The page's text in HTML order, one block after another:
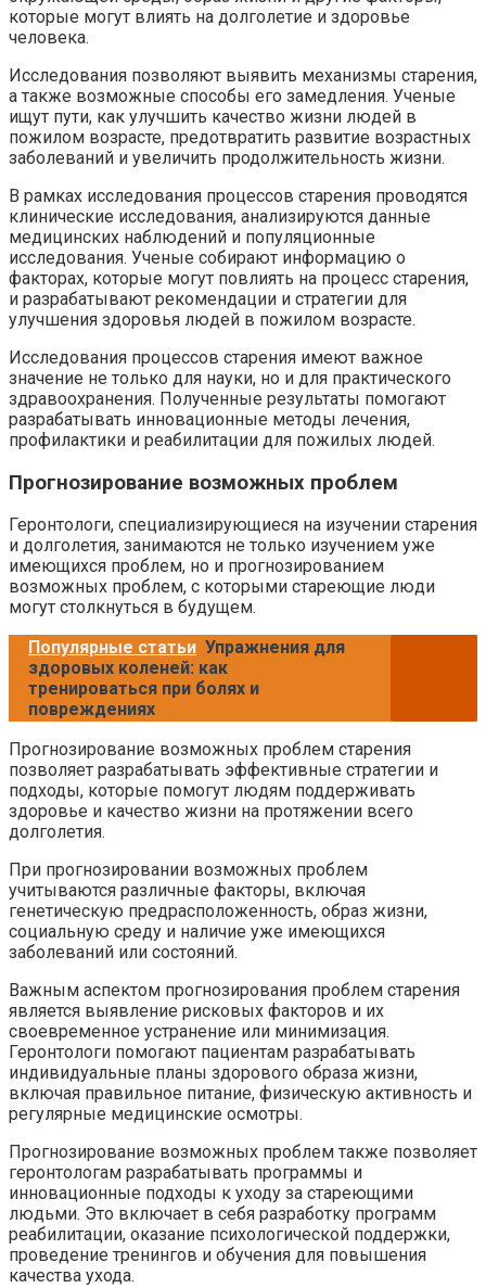
которые могут влиять на долголетие и здоровье
человека.
Исследования позволяют выявить механизмы старения,
а также возможные способы его замедления. Ученые
ищут пути, как улучшить качество жизни людей в
пожилом возрасте, предотвратить развитие возрастных
заболеваний и увеличить продолжительность жизни.
В рамках исследования процессов старения проводятся
клинические исследования, анализируются данные
медицинских наблюдений и популяционные
исследования. Ученые собирают информацию о
факторах, которые могут повлиять на процесс старения,
и разрабатывают рекомендации и стратегии для
улучшения здоровья людей в пожилом возрасте.
Исследования процессов старения имеют важное
значение не только для науки, но и для практического
здравоохранения. Полученные результаты помогают
разрабатывать инновационные методы лечения,
профилактики и реабилитации для пожилых людей.
Прогнозирование возможных проблем
Геронтологи, специализирующиеся на изучении старения
и долголетия, занимаются не только изучением уже
имеющихся проблем, но и прогнозированием
возможных проблем, с которыми стареющие люди
могут столкнуться в будущем.
Популярные статьи Упражнения для
здоровых коленей: как
тренироваться при болях и
повреждениях
Прогнозирование возможных проблем старения
позволяет разрабатывать эффективные стратегии и
подходы, которые помогут людям поддерживать
здоровье и качество жизни на протяжении всего
долголетия.
При прогнозировании возможных проблем
учитываются различные факторы, включая
генетическую предрасположенность, образ жизни,
социальную среду и наличие уже имеющихся
заболеваний или состояний.
Важным аспектом прогнозирования проблем старения
является выявление рисковых факторов и их
своевременное устранение или минимизация.
Геронтологи помогают пациентам разрабатывать
индивидуальные планы здорового образа жизни,
включая правильное питание, физическую активность и
регулярные медицинские осмотры.
Прогнозирование возможных проблем также позволяет
геронтологам разрабатывать программы и
инновационные подходы к уходу за стареющими
людьми. Это включает в себя разработку программ
реабилитации, оказание психологической поддержки,
проведение тренингов и обучения для повышения
качества ухода.